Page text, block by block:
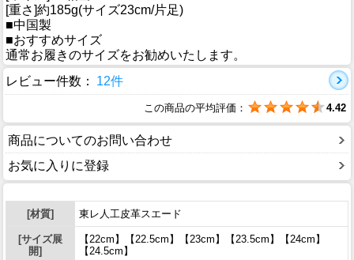
[重さ]約185g(サイズ23cm/片足)
■中国製
■おすすめサイズ
通常お履きのサイズをお勧めいたします。
レビュー件数：
12件
この商品の平均評価： 4.42
商品についてのお問い合わせ
お気に入りに登録
[材質] 東レ人工皮革スエード
[サイズ展
開]
【22cm】【22.5cm】【23cm】【23.5cm】【24cm】
【24.5cm】